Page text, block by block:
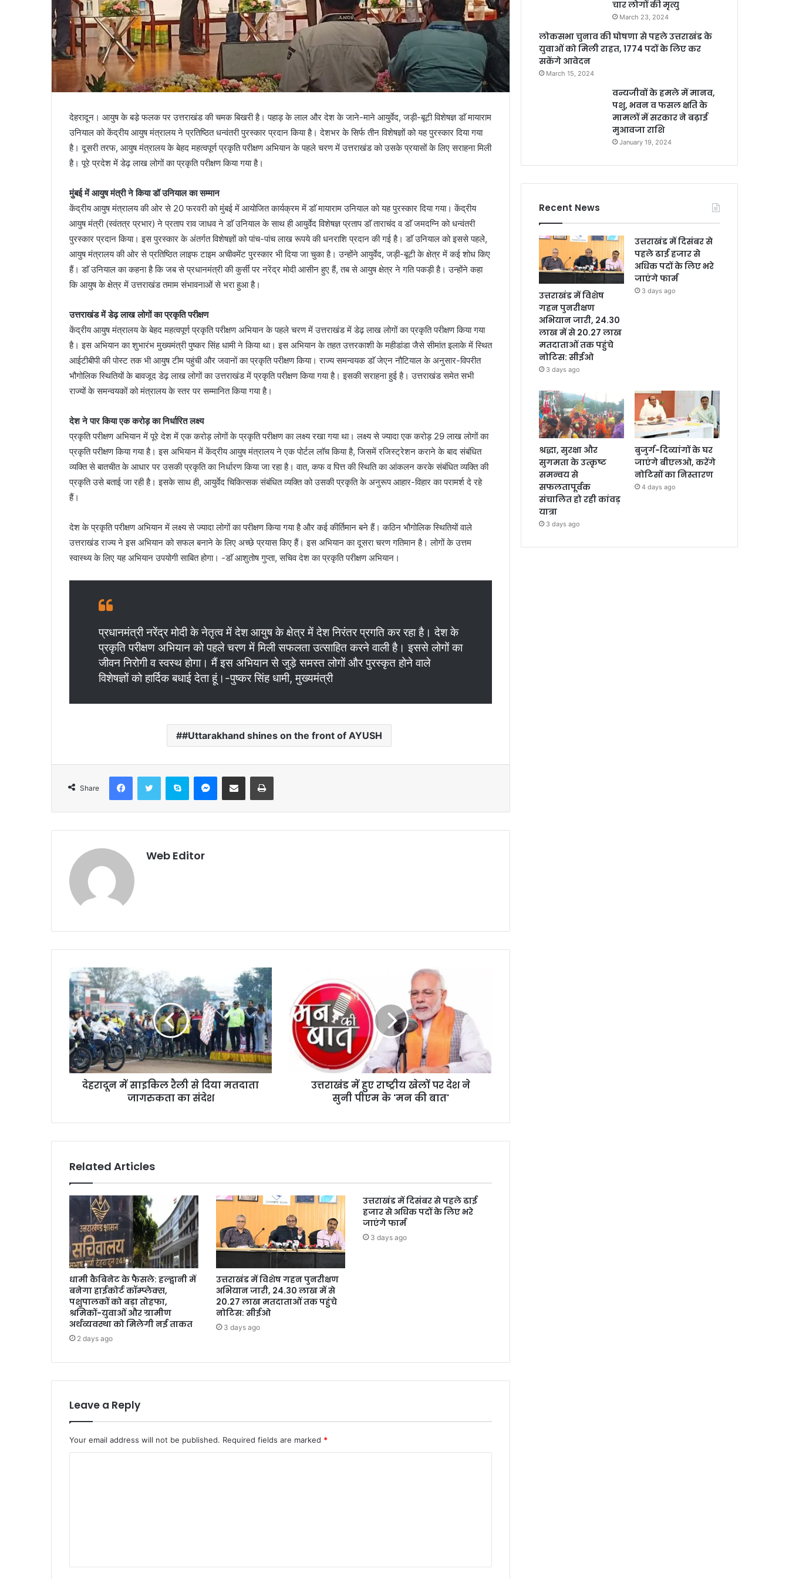
देहरादून। आयुष के बडे़ फलक पर उत्तराखंड की चमक बिखरी है। पहाड़ के लाल और देश के जाने-माने आयुर्वेद, जड़ी-बूटी विशेषज्ञ डाॅ मायाराम
उनियाल को केंद्रीय आयुष मंत्रालय ने प्रतिष्ठित धन्वंतरी पुरस्कार प्रदान किया है। देशभर के सिर्फ तीन विशेषज्ञों को यह पुरस्कार दिया गया
है। दूसरी तरफ, आयुष मंत्रालय के बेहद महत्वपूर्ण प्रकृति परीक्षण अभियान के पहले चरण में उत्तराखंड को उसके प्रयासों के लिए सराहना मिली
है। पूरे प्रदेश में डेढ़ लाख लोगों का प्रकृति परीक्षण किया गया है।
मुंबई में आयुष मंत्री ने किया डॉ उनियाल का सम्मान
केंद्रीय आयुष मंत्रालय की ओर से 20 फरवरी को मुंबई में आयोजित कार्यक्रम में डाॅ मायाराम उनियाल को यह पुरस्कार दिया गया। केंद्रीय
आयुष मंत्री (स्वंतत्र प्रभार) ने प्रताप राव जाधव ने डाॅ उनियाल के साथ ही आयुर्वेद विशेषज्ञ प्रताप डाॅ ताराचंद व डाॅ जमदग्नि को धन्वंतरी
पुरस्कार प्रदान किया। इस पुरस्कार के अंतर्गत विशेषज्ञों को पांच-पांच लाख रूपये की धनराशि प्रदान की गई है। डाॅ उनियाल को इससे पहले,
आयुष मंत्रालय की ओर से प्रतिष्ठित लाइफ टाइम अचीवमेंट पुरस्कार भी दिया जा चुका है। उन्होंने आयुर्वेद, जड़ी-बूटी के क्षेत्र में कई शोध किए
हैं। डाॅ उनियाल का कहना है कि जब से प्रधानमंत्री की कुर्सी पर नरेंद्र मोदी आसीन हुए हैं, तब से आयुष क्षेत्र ने गति पकड़ी है। उन्होंने कहा
कि आयुष के क्षेत्र में उत्तराखंड तमाम संभावनाओं से भरा हुआ है।
उत्तराखंड में डेढ़ लाख लोगों का प्रकृति परीक्षण
केंद्रीय आयुष मंत्रालय के बेहद महत्वपूर्ण प्रकृति परीक्षण अभियान के पहले चरण में उत्तराखंड में डेढ़ लाख लोगों का प्रकृति परीक्षण किया गया
है। इस अभियान का शुभारंभ मुख्यमंत्री पुष्कर सिंह धामी ने किया था। इस अभियान के तहत उत्तरकाशी के महीडांडा जैसे सीमांत इलाके में स्थित
आईटीबीपी की पोस्ट तक भी आयुष टीम पहुंची और जवानों का प्रकृति परीक्षण किया। राज्य समन्वयक डाॅ जेएन नौटियाल के अनुसार-विपरीत
भौगोलिक स्थितियों के बावजूद डेढ़ लाख लोगों का उत्तराखंड में प्रकृति परीक्षण किया गया है। इसकी सराहना हुई है। उत्तराखंड समेत सभी
राज्यों के समन्वयकों को मंत्रालय के स्तर पर सम्मानित किया गया है।
देश ने पार किया एक करोड़ का निर्धारित लक्ष्य
प्रकृति परीक्षण अभियान में पूरे देश में एक करोड़ लोगों के प्रकृति परीक्षण का लक्ष्य रखा गया था। लक्ष्य से ज्यादा एक करोड़ 29 लाख लोगों का
प्रकृति परीक्षण किया गया है। इस अभियान में केंद्रीय आयुष मंत्रालय ने एक पोर्टल लाॅच किया है, जिसमें रजिस्ट्रेशन कराने के बाद संबंधित
व्यक्ति से बातचीत के आधार पर उसकी प्रकृति का निर्धारण किया जा रहा है। वात, कफ व पित्त की स्थिति का आंकलन करके संबंधित व्यक्ति की
प्रकृति उसे बताई जा रही है। इसके साथ ही, आयुर्वेद चिकित्सक संबंधित व्यक्ति को उसकी प्रकृति के अनुरूप आहार-विहार का परामर्श दे रहे
हैं।
देश के प्रकृति परीक्षण अभियान में लक्ष्य से ज्यादा लोगों का परीक्षण किया गया है और कई कीर्तिमान बने हैं। कठिन भौगोलिक स्थितियों वाले
उत्तराखंड राज्य ने इस अभियान को सफल बनाने के लिए अच्छे प्रयास किए हैं। इस अभियान का दूसरा चरण गतिमान है। लोगों के उत्तम
स्वास्थ्य के लिए यह अभियान उपयोगी साबित होगा। -डाॅ आशुतोष गुप्ता, सचिव देश का प्रकृति परीक्षण अभियान।
प्रधानमंत्री नरेंद्र मोदी के नेतृत्व में देश आयुष के क्षेत्र में देश निरंतर प्रगति कर रहा है। देश के
प्रकृति परीक्षण अभियान को पहले चरण में मिली सफलता उत्साहित करने वाली है। इससे लोगों का
जीवन निरोगी व स्वस्थ होगा। मैं इस अभियान से जुडे़ समस्त लोगों और पुरस्कृत होने वाले
विशेषज्ञों को हार्दिक बधाई देता हूं।-पुष्कर सिंह धामी, मुख्यमंत्री
#Uttarakhand shines on the front of AYUSH
Share
Web Editor
देहरादून में साइकिल रैली से दिया मतदाता
जागरुकता का संदेश
उत्तराखंड में हुए राष्ट्रीय खेलों पर देश ने
सुनी पीएम के 'मन की बात'
Related Articles
धामी कैबिनेट के फैसले: हल्द्वानी में
बनेगा हाईकोर्ट कॉम्प्लेक्स,
पशुपालकों को बड़ा तोहफा,
श्रमिकों-युवाओं और ग्रामीण
अर्थव्यवस्था को मिलेगी नई ताकत
2 days ago
उत्तराखंड में विशेष गहन पुनरीक्षण
अभियान जारी, 24.30 लाख में से
20.27 लाख मतदाताओं तक पहुंचे
नोटिस: सीईओ
3 days ago
उत्तराखंड में दिसंबर से पहले ढाई
हजार से अधिक पदों के लिए भरे
जाएंगे फार्म
3 days ago
Leave a Reply
Your email address will not be published. Required fields are marked *
t
चार लोगों की मृत्यु
March 23, 2024
लोकसभा चुनाव की घोषणा से पहले उत्तराखंड के
युवाओं को मिली राहत, 1774 पदों के लिए कर
सकेंगे आवेदन
March 15, 2024
वन्यजीवों के हमले में मानव,
पशु, भवन व फसल क्षति के
मामलों में सरकार ने बढ़ाई
मुआवजा राशि
January 19, 2024
Recent News
उत्तराखंड में विशेष
गहन पुनरीक्षण
अभियान जारी, 24.30
लाख में से 20.27 लाख
मतदाताओं तक पहुंचे
नोटिस: सीईओ
3 days ago
उत्तराखंड में दिसंबर से
पहले ढाई हजार से
अधिक पदों के लिए भरे
जाएंगे फार्म
3 days ago
श्रद्धा, सुरक्षा और
सुगमता के उत्कृष्ट
समन्वय से
सफलतापूर्वक
संचालित हो रही कांवड़
यात्रा
3 days ago
बुजुर्ग-दिव्यांगों के घर
जाएंगे बीएलओ, करेंगे
नोटिसों का निस्तारण
4 days ago